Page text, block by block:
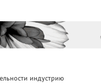
индустрию